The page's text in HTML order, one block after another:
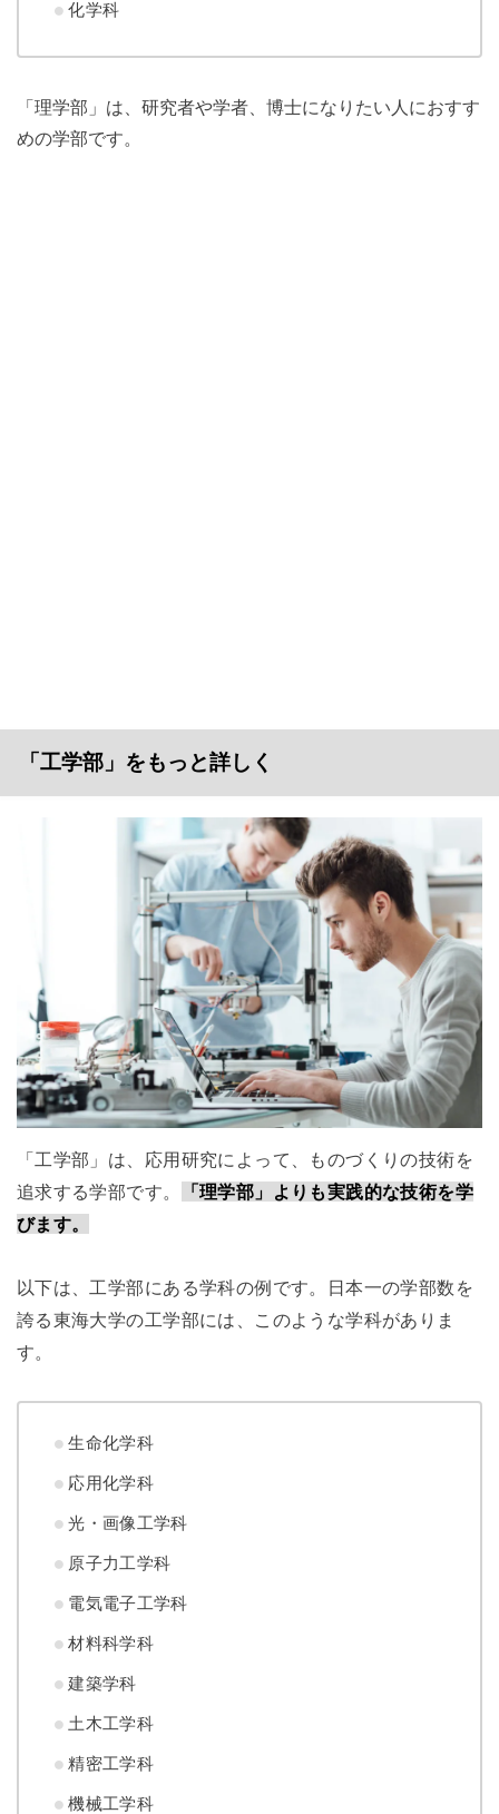
化学科
「理学部」は、研究者や学者、博士になりたい人におすす
めの学部です。
「工学部」をもっと詳しく
「工学部」は、応用研究によって、ものづくりの技術を
追求する学部です。
「理学部」よりも実践的な技術を学
びます。
以下は、工学部にある学科の例です。日本一の学部数を
誇る東海大学の工学部には、このような学科がありま
す。
生命化学科
応用化学科
光・画像工学科
原子力工学科
電気電子工学科
材料科学科
建築学科
土木工学科
精密工学科
機械工学科